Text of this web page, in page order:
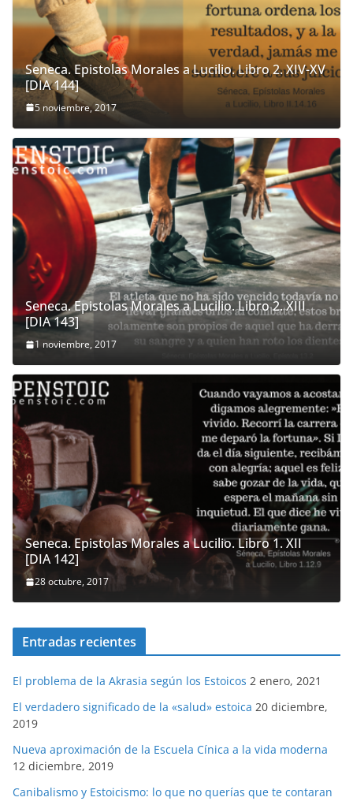
Seneca. Epistolas Morales a Lucilio. Libro 2. XIV-XV
[DIA 144]
5 noviembre, 2017
Seneca. Epistolas Morales a Lucilio. Libro 2. XIII
[DIA 143]
1 noviembre, 2017
Seneca. Epistolas Morales a Lucilio. Libro 1. XII
[DIA 142]
28 octubre, 2017
Entradas recientes
El problema de la Akrasia según los Estoicos 2 enero, 2021
El verdadero significado de la «salud» estoica 20 diciembre,
2019
Nueva aproximación de la Escuela Cínica a la vida moderna
12 diciembre, 2019
Canibalismo y Estoicismo: lo que no querías que te contaran